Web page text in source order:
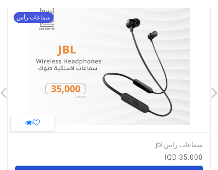
سماعات راس jbl
35.000 IQD